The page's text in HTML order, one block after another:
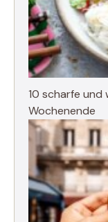
10 scharfe und
Wochenende